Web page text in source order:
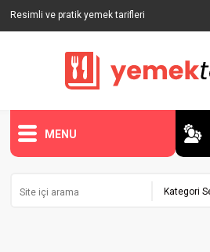
Resimli ve pratik yemek tarifleri
MENU